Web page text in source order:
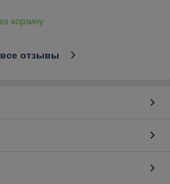
корзину
отзывы